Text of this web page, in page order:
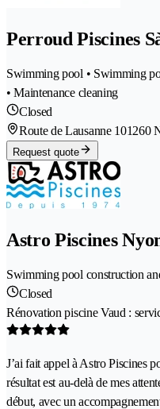
Perroud Piscines
Swimming pool • Swimming
• Maintenance cleaning
Closed
Route de Lausanne 101260
Request quote
Astro Piscines
Swimming pool construction
Closed
Rénovation piscine Vaud :
J’ai fait appel à Astro Piscines
résultat est au-delà de mes
début, avec un